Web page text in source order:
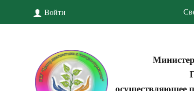
Войти
осуществляющее